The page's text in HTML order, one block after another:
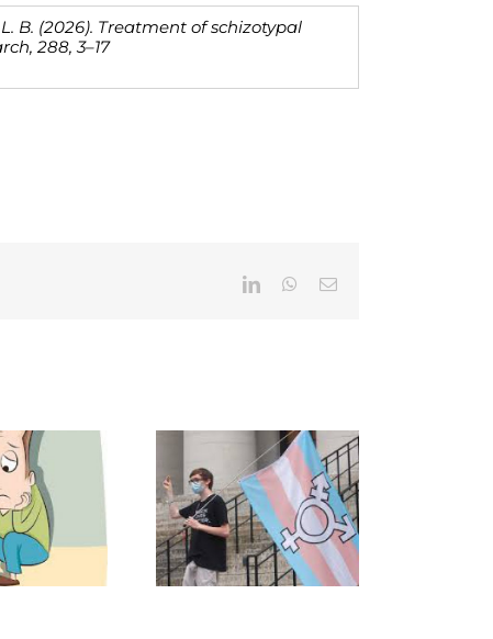
L. B. (2026). Treatment of schizotypal
288, 3–17
LinkedInWhatsApp
E-